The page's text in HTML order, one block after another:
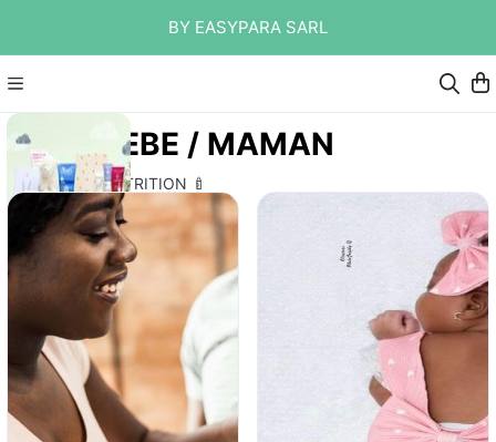
BY EASYPARA SARL
🤱BEBE / MAMAN
HYGIENE ET NUTRITION 🍼